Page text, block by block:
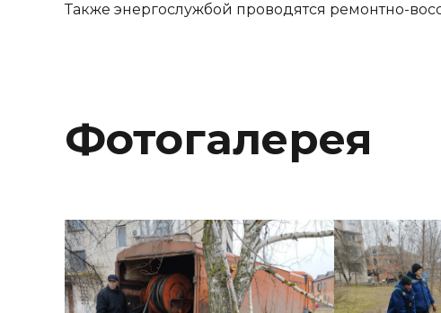
Также энергослужбой проводятся ремонтно-
Фотогалерея